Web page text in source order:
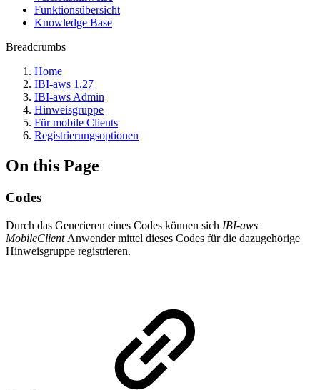
Funktionsübersicht
Knowledge Base
Breadcrumbs
Home
IBI-aws 1.27
IBI-aws Admin
Hinweisgruppe
Für mobile Clients
Registrierungsoptionen
On this Page
Codes
Durch das Generieren eines Codes können sich IBI-aws
MobileClient Anwender mittel dieses Codes für die dazugehörige
Hinweisgruppe registrieren.